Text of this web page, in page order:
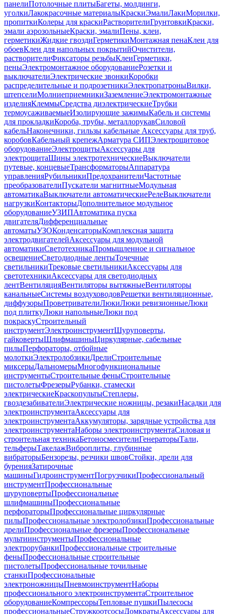
панелиПотолочные плитыБагеты, молдинги,
уголкиЛакокрасочные материалыКраскиЭмалиЛакиМорилки,
пропиткиКолеры для краскиРастворителиГрунтовкиКраски,
эмали аэрозольныеКраски, эмалиПены, клеи,
герметикиЖидкие гвоздиГерметикиМонтажная пенаКлеи для
обоевКлеи для напольных покрытийОчистители,
растворителиФиксаторы резьбыКлеиГерметики,
пеныЭлектромонтажное оборудованиеРозетки и
выключателиЭлектрические звонкиКоробки
распределительные и подрозетникиЭлектропатроныВилки,
штепселиМолниеприемникиЗаземлениеЭлектромонтажные
изделияКлеммыСредства диэлектрическиеТрубки
термоусаживаемыеИзолирующие зажимыКабель и системы
для прокладкиКороба, трубы, металлорукавСиловой
кабельНаконечники, гильзы кабельные Аксессуары для труб,
коробовКабельный крепежАрматура СИПЭлектрощитовое
оборудованиеЭлектрощитыАксессуары для
электрощитаШины электротехническиеВыключатели
путевые, концевыеТрансформаторыАппаратура
управленияРубильникиПредохранителиЧастотные
преобразователиПускатели магнитныеМодульная
автоматикаВыключатели автоматическиеРелеВыключатели
нагрузкиКонтакторыДополнительное модульное
оборудованиеУЗИПАвтоматика пуска
двигателяДифференциальные
автоматыУЗОКонденсаторыКомплексная защита
электродвигателейАксессуары для модульной
автоматикиСветотехникаПромышленное и сигнальное
освещениеСветодиодные лентыТочечные
светильникиТрековые светильникиАксессуары для
светотехникиАксессуары для светодиодных
лентВентиляцияВентиляторы вытяжныеВентиляторы
канальныеСистемы воздуховодовРешетки вентиляционные,
диффузорыПроветривателиЛюкиЛюки ревизионныеЛюки
под плиткуЛюки напольныеЛюки под
покраскуСтроительный
инструментЭлектроинструментШуруповерты,
гайковертыШлифмашиныЦиркулярные, сабельные
пилыПерфораторы, отбойные
молоткиЭлектролобзикиДрелиСтроительные
миксерыДальномерыМногофункциональные
инструментыСтроительные феныСтроительные
пистолетыФрезерыРубанки, стамески
электрическиеКраскопультыСтеплеры,
гвоздезабивателиЭлектрические ножницы, резакиНасадки для
электроинструментаАксессуары для
электроинструментаАккумуляторы, зарядные устройства для
электроинструментаНаборы электроинструментаСиловая и
строительная техникаБетоносмесителиГенераторыТали,
тельферыТакелажВиброплиты, глубинные
вибраторыБензорезы, резчики швовСтойки, дрели для
буренияЗатирочные
машиныГидроинструментПогрузчикиПрофессиональный
инструментПрофессиональные
шуруповертыПрофессиональные
шлифмашиныПрофессиональные
перфораторыПрофессиональные циркулярные
пилыПрофессиональные электролобзикиПрофессиональные
дрелиПрофессиональные фрезерыПрофессиональные
мультиинструментыПрофессиональные
электрорубанкиПрофессиональные строительные
феныПрофессиональные строительные
пистолетыПрофессиональные точильные
станкиПрофессиональные
электроножницыПневмоинструментНаборы
профессионального электроинструментаСтроительное
оборудованиеКомпрессорыТепловые пушкиПылесосы
профессиональныеСтружкоотсосыДомкратыАксессуары для